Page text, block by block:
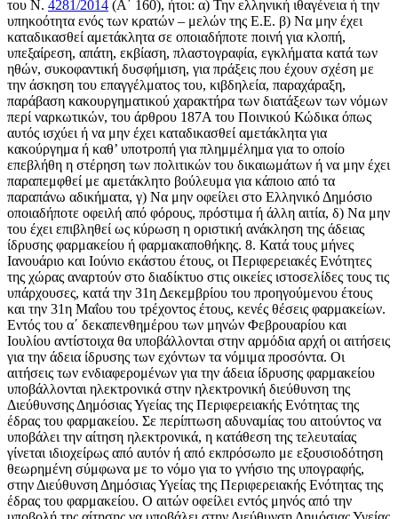
του Ν. 4281/2014 (Α΄ 160), ήτοι: α) Την ελληνική ιθαγένεια ή την
υπηκοότητα ενός των κρατών – μελών της Ε.Ε. β) Να μην έχει
καταδικασθεί αμετάκλητα σε οποιαδήποτε ποινή για κλοπή,
υπεξαίρεση, απάτη, εκβίαση, πλαστογραφία, εγκλήματα κατά των
ηθών, συκοφαντική δυσφήμιση, για πράξεις που έχουν σχέση με
την άσκηση του επαγγέλματος του, κιβδηλεία, παραχάραξη,
παράβαση κακουργηματικού χαρακτήρα των διατάξεων των νόμων
περί ναρκωτικών, του άρθρου 187Α του Ποινικού Κώδικα όπως
αυτός ισχύει ή να μην έχει καταδικασθεί αμετάκλητα για
κακούργημα ή καθ’ υποτροπή για πλημμέλημα για το οποίο
επεβλήθη η στέρηση των πολιτικών του δικαιωμάτων ή να μην έχει
παραπεμφθεί με αμετάκλητο βούλευμα για κάποιο από τα
παραπάνω αδικήματα, γ) Να μην οφείλει στο Ελληνικό Δημόσιο
οποιαδήποτε οφειλή από φόρους, πρόστιμα ή άλλη αιτία, δ) Να μην
του έχει επιβληθεί ως κύρωση η οριστική ανάκληση της άδειας
ίδρυσης φαρμακείου ή φαρμακαποθήκης. 8. Κατά τους μήνες
Ιανουάριο και Ιούνιο εκάστου έτους, οι Περιφερειακές Ενότητες
της χώρας αναρτούν στο διαδίκτυο στις οικείες ιστοσελίδες τους τις
υπάρχουσες, κατά την 31η Δεκεμβρίου του προηγούμενου έτους
και την 31η Μαΐου του τρέχοντος έτους, κενές θέσεις φαρμακείων.
Εντός του α΄ δεκαπενθημέρου των μηνών Φεβρουαρίου και
Ιουλίου αντίστοιχα θα υποβάλλονται στην αρμόδια αρχή οι αιτήσεις
για την άδεια ίδρυσης των εχόντων τα νόμιμα προσόντα. Οι
αιτήσεις των ενδιαφερομένων για την άδεια ίδρυσης φαρμακείου
υποβάλλονται ηλεκτρονικά στην ηλεκτρονική διεύθυνση της
Διεύθυνσης Δημόσιας Υγείας της Περιφερειακής Ενότητας της
έδρας του φαρμακείου. Σε περίπτωση αδυναμίας του αιτούντος να
υποβάλει την αίτηση ηλεκτρονικά, η κατάθεση της τελευταίας
γίνεται ιδιοχείρως από αυτόν ή από εκπρόσωπο με εξουσιοδότηση
θεωρημένη σύμφωνα με το νόμο για το γνήσιο της υπογραφής,
στην Διεύθυνση Δημόσιας Υγείας της Περιφερειακής Ενότητας της
έδρας του φαρμακείου. Ο αιτών οφείλει εντός μηνός από την